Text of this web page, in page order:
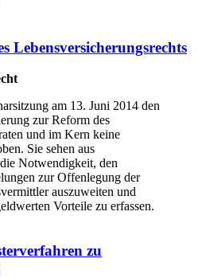
Lebensversicherungsrechts
am 13. Juni 2014 den
zur Reform des
und im Kern keine
Sie sehen aus
Notwendigkeit, den
zur Offenlegung der
auszuweiten und
Vorteile zu erfassen.
zu